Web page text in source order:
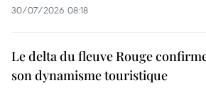
30/07/2026 08:18
Le delta du fleuve Rouge
son dynamisme touristique